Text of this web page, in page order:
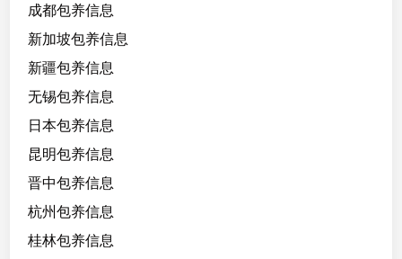
成都包养信息
新加坡包养信息
新疆包养信息
无锡包养信息
日本包养信息
昆明包养信息
晋中包养信息
杭州包养信息
桂林包养信息